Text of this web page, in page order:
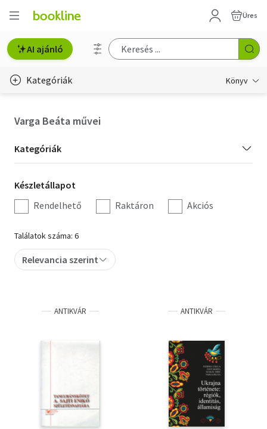
Üres
AI ajánló
Kategóriák Könyv
Hobbi, szabadidő
Irodalom
Művészet
Szakkönyv
Tankönyv, segédkönyv
Társadalomtudomány
Varga Beáta művei
Kategória
szűrés
Kategóriák
Készletállapot
szűrés
Készletállapot
Rendelhető
Raktáron Akciós
Találatok száma: 6
Relevancia szerint
ANTIKVÁR ANTIKVÁR